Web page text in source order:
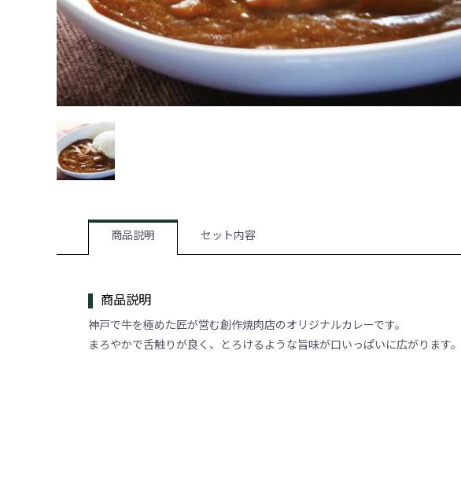
商品説明 セット内容
商品説明
神戸で牛を極めた匠が営む創作焼肉店のオリジナルカレーです。
まろやかで舌触りが良く、とろけるような旨味が口いっぱいに広がります。